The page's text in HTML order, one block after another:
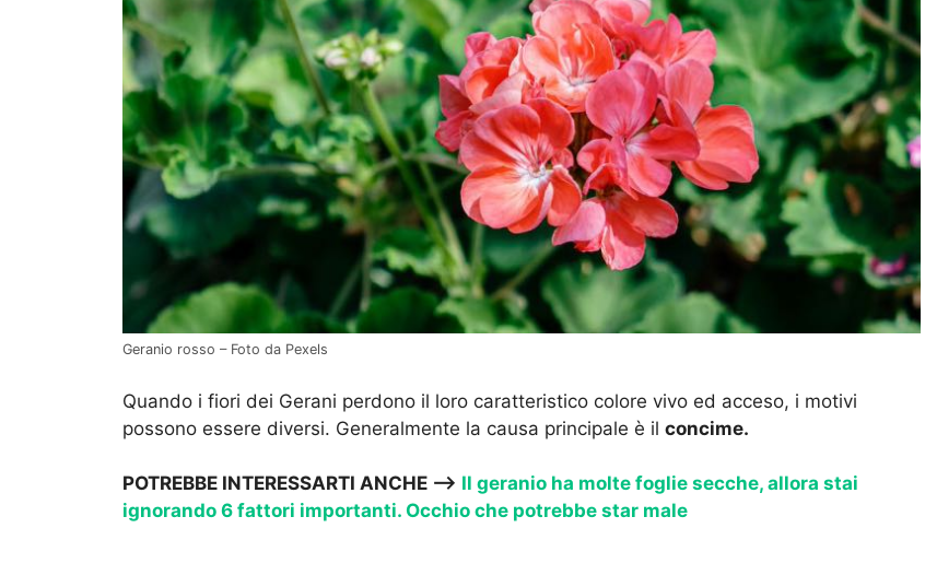
Geranio rosso – Foto da Pexels
Quando i fiori dei Gerani perdono il loro caratteristico colore vivo ed acceso, i motivi
possono essere diversi. Generalmente la causa principale è il concime.
POTREBBE INTERESSARTI ANCHE —-> Il geranio ha molte foglie secche, allora stai
ignorando 6 fattori importanti. Occhio che potrebbe star male